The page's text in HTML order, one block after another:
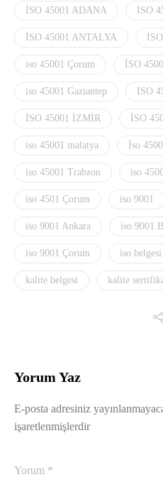
İSO 45001 ADANA ISO
İSO 45001 ANTALYA
iso 45001 Çorum İSO
iso 45001 Gaziantep ISO
İSO 45001 İZMİR İSO
iso 45001 malatya İso
iso 45001 Trabzon iso
iso 4501 Çorum iso 9001
iso 9001 Ankara iso 9001
iso 9001 Çorum iso belgesi
kalite belgesi kalite
Yorum Yaz
E-posta adresiniz
işaretlenmişlerdir